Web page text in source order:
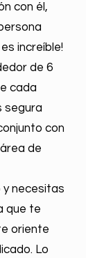
con él,
increíble!
de 6
cada
segura
con
de
necesitas
que te
oriente
Lo